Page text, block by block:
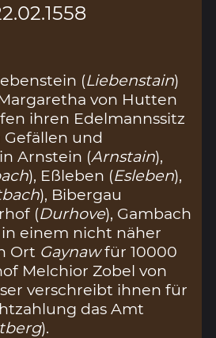
(Liebenstain)
von Hutten
ihren Edelmannssitz
und
Arnstein (Arnstain),
), Eßleben (Esleben),
), Bibergau
(Durhove), Gambach
einem nicht näher
Ort Gaynawfür 10000
Melchior Zobel von
verschreibt ihnen für
das Amt
).